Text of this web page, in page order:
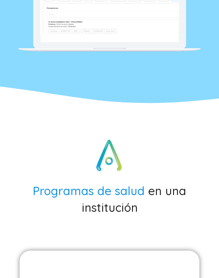
Programas de salud en una
institución